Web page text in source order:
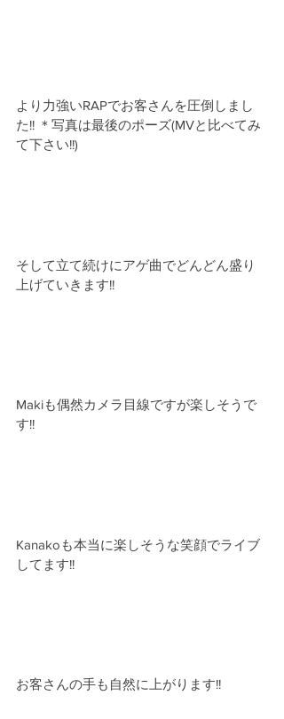
より力強いRAPでお客さんを圧倒しまし
た!! ＊写真は最後のポーズ(MVと比べてみ
て下さい!!)
そして立て続けにアゲ曲でどんどん盛り
上げていきます!!
Makiも偶然カメラ目線ですが楽しそうで
す!!
Kanakoも本当に楽しそうな笑顔でライブ
してます!!
お客さんの手も自然に上がります!!